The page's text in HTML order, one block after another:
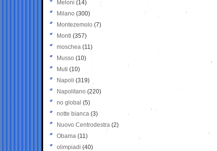
Meloni (14)
Milano (300)
Montezemolo (7)
Monti (357)
moschea (11)
Musso (10)
Muti (10)
Napoli (319)
Napolitano (220)
no global (5)
notte bianca (3)
Nuovo Centrodestra (2)
Obama (11)
olimpiadi (40)